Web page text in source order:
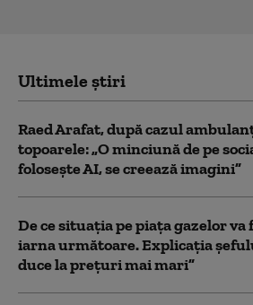
Ultimele știri
Raed Arafat, după cazul
topoarele: „O minciună de pe
folosește AI, se creează imagini”
De ce situaţia pe piaţa gazelor
iarna următoare. Explicația
duce la preţuri mai mari”